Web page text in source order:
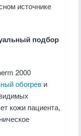
источнике
подбор
2000
обогрев и
кожи пациента,